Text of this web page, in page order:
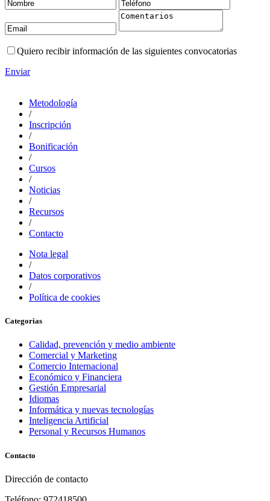
Quiero recibir información de las siguientes convocatorias
Enviar
Metodología
/
Inscripción
/
Bonificación
/
Cursos
/
Noticias
/
Recursos
/
Contacto
Nota legal
/
Datos corporativos
/
Política de cookies
Categorias
Calidad, prevención y medio ambiente
Comercial y Marketing
Comercio Internacional
Económico y Financiera
Gestión Empresarial
Idiomas
Informática y nuevas tecnologías
Inteligencia Artificial
Personal y Recursos Humanos
Contacto
Dirección de contacto